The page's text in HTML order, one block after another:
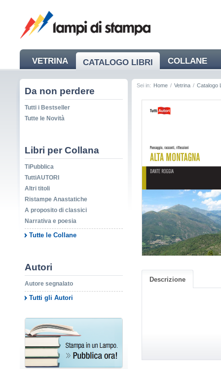
VETRINA CATALOGO LIBRI COLLANE
NEWS
Da non perdere
Tutti i Bestseller
Tutte le Novità
Libri per Collana
TiPubblica
TuttiAUTORI
Altri titoli
Ristampe Anastatiche
A proposito di classici
Narrativa e poesia
Tutte le Collane
Autori
Autore segnalato
Tutti gli Autori
Sei in: Home / Vetrina / Catalogo
Descrizione